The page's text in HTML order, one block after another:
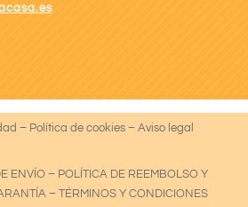
– Política de cookies– Aviso legal
ENVÍO – POLÍTICA DE REEMBOLSO Y
–TÉRMINOS Y CONDICIONES